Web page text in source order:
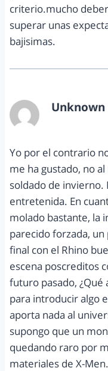
criterio.mucho
superar unas
bajisimas.
Unknown
Yo por el contrario
me ha gustado, no
soldado de
entretenida. En
molado bastante, la
parecido forzada,
final con el Rhino
escena poscreditos
futuro pasado, ¿Qué
para introducir algo
aporta nada al
supongo que un
quedando raro por
materiales de X-Men.